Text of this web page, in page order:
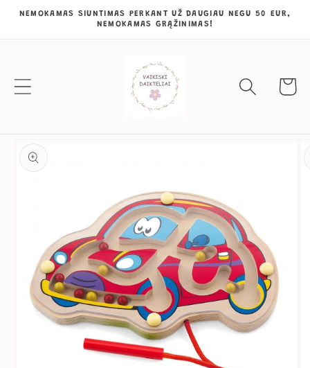
Eiti į
NEMOKAMAS SIUNTIMAS PERKANT UŽ DAUGIAU NEGU 50 EUR,
NEMOKAMAS GRĄŽINIMAS!
informacijos
apie gaminį